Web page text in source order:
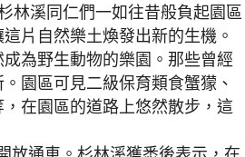
林溪同仁們一如往昔般負起園區
片自然樂土煥發出新的生機。
為野生動物的樂園。那些曾經
園區可見二級保育類食蟹獴、
在園區的道路上悠然散步，這